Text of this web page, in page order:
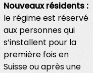
Nouveaux résidents :
le régime est réservé
aux personnes qui
s’installent pour la
première fois en
Suisse ou après une